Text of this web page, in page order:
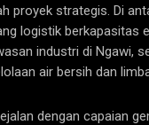
proyek strategis. Di
logistik berkapasitas
industri di Ngawi,
air bersih dan
dengan capaian